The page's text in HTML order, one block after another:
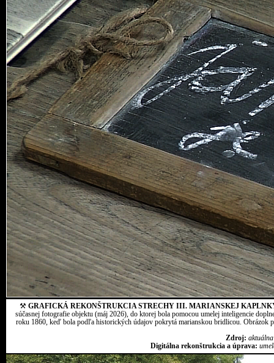
⚒ GRAFICKÁ REKONŠTRUKCIA STRECHY III. MARIANSKEJ
súčasnej fotografie objektu (máj 2026), do ktorej bola pomocou umelej inteligencie
roku 1860, keď bola podľa historických údajov pokrytá marianskou bridlicou. Obrázok
Zdroj:
Digitálna rekonštrukcia a úprava: